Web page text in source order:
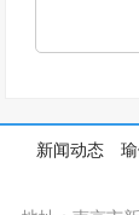
新闻动态